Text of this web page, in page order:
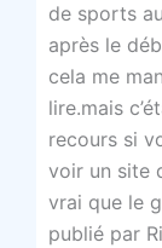
de sports
après le
cela me
lire.mais
recours si
voir un site
vrai que le
publié par